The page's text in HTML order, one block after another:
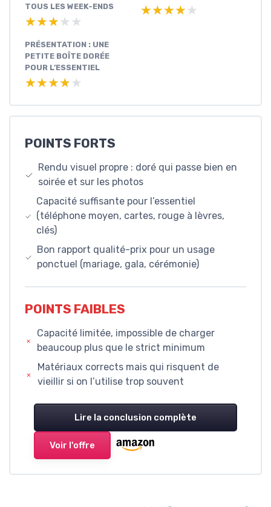
TOUS LES WEEK-ENDS
★★★★★
★★★★★
★★★★★
★★★★★
PRÉSENTATION : UNE
PETITE BOÎTE DORÉE
POUR L’ESSENTIEL
★★★★★
★★★★★
POINTS FORTS
Rendu visuel propre : doré qui passe bien en
soirée et sur les photos
Capacité suffisante pour l’essentiel
(téléphone moyen, cartes, rouge à lèvres,
clés)
Bon rapport qualité-prix pour un usage
ponctuel (mariage, gala, cérémonie)
POINTS FAIBLES
Capacité limitée, impossible de charger
beaucoup plus que le strict minimum
Matériaux corrects mais qui risquent de
vieillir si on l’utilise trop souvent
Lire la conclusion complète
Voir l'offre